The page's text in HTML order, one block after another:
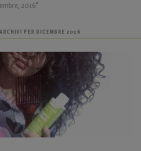
2016"
ARCHIVI PER DICEMBRE 2016